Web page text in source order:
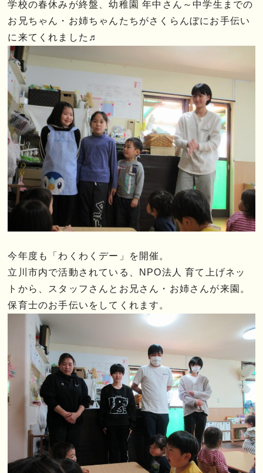
学校の春休みが終盤、幼稚園 年中さん～中学生までの
お兄ちゃん・お姉ちゃんたちがさくらんぼにお手伝い
に来てくれました♬
今年度も「わくわくデー」を開催。
立川市内で活動されている、NPO法人 育て上げネッ
トから、スタッフさんとお兄さん・お姉さんが来園。
保育士のお手伝いをしてくれます。